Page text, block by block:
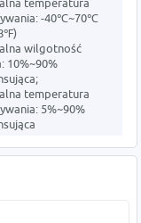
temperatura
-40℃~70℃
wilgotność
10%~90%
temperatura
5%~90%